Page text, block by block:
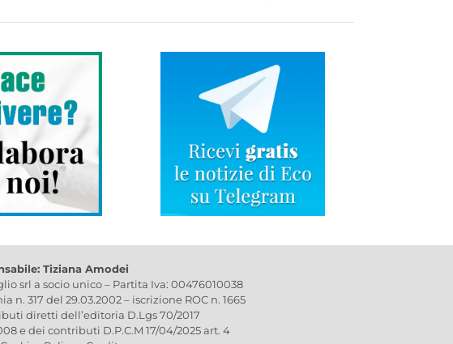
Tiziana Amodei
srl a socio unico – Partita Iva: 00476010038
n. 317 del 29.03.2002 – iscrizione ROC n. 1665
diretti dell’editoria D.Lgs 70/2017
e dei contributi D.P.C.M 17/04/2025 art. 4